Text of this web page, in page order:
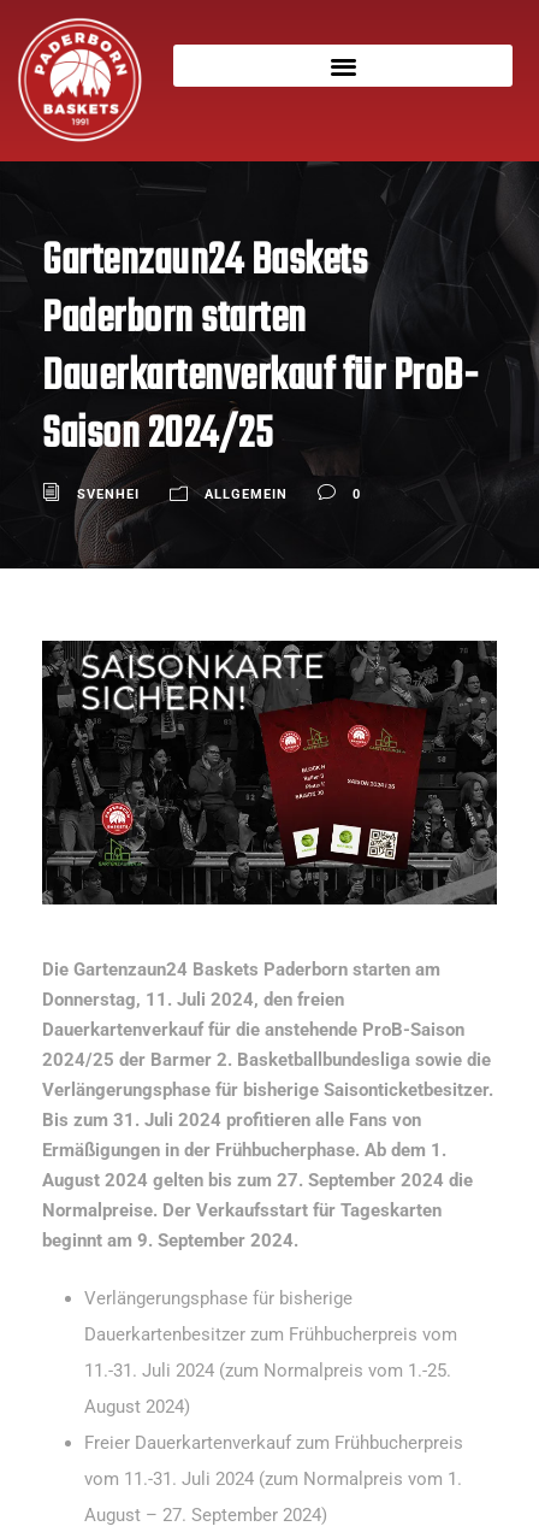
Gartenzaun24 Baskets
Paderborn starten
Dauerkartenverkauf für ProB-
Saison 2024/25
SVENHEI ALLGEMEIN 0
Die Gartenzaun24 Baskets Paderborn starten am
Donnerstag, 11. Juli 2024, den freien
Dauerkartenverkauf für die anstehende ProB-Saison
2024/25 der Barmer 2. Basketballbundesliga sowie die
Verlängerungsphase für bisherige Saisonticketbesitzer.
Bis zum 31. Juli 2024 profitieren alle Fans von
Ermäßigungen in der Frühbucherphase. Ab dem 1.
August 2024 gelten bis zum 27. September 2024 die
Normalpreise. Der Verkaufsstart für Tageskarten
beginnt am 9. September 2024.
Verlängerungsphase für bisherige
Dauerkartenbesitzer zum Frühbucherpreis vom
11.-31. Juli 2024 (zum Normalpreis vom 1.-25.
August 2024)
Freier Dauerkartenverkauf zum Frühbucherpreis
vom 11.-31. Juli 2024 (zum Normalpreis vom 1.
August – 27. September 2024)